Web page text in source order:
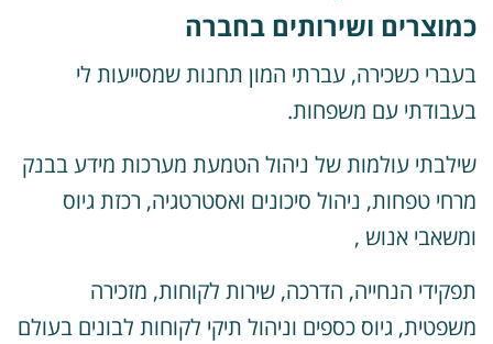
ושירותים בחברה
כשכירה, עברתי המון תחנות שמסייעות לי
עם משפחות.
עולמות של ניהול הטמעת מערכות מידע בבנק
טפחות, ניהול סיכונים ואסטרטגיה, רכזת גיוס
אנוש ,
הנחייה, הדרכה, שירות לקוחות, מזכירה
גיוס כספים וניהול תיקי לקוחות לבונים בעולם